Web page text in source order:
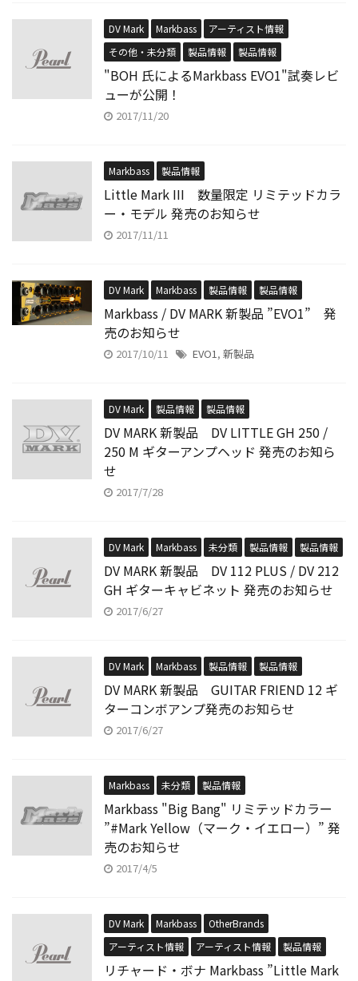
DV Mark Markbass
アーティスト情報
その他・未分類
製品情報 製品情報
"BOH 氏によるMarkbass EVO1"試奏レビ
ューが公開！
2017/11/20
Markbass 製品情報
Little Mark III 数量限定 リミテッドカラ
ー・モデル 発売のお知らせ
2017/11/11
DV Mark Markbass 製品情報 製品情報
Markbass / DV MARK 新製品 ”EVO1” 発
売のお知らせ
2017/10/11 EVO1, 新製品
DV Mark 製品情報 製品情報
DV MARK 新製品 DV LITTLE GH 250 /
250 M ギターアンプヘッド 発売のお知ら
せ
2017/7/28
DV Mark Markbass 未分類 製品情報 製品情報
DV MARK 新製品 DV 112 PLUS / DV 212
GH ギターキャビネット 発売のお知らせ
2017/6/27
DV Mark Markbass 製品情報 製品情報
DV MARK 新製品 GUITAR FRIEND 12 ギ
ターコンボアンプ発売のお知らせ
2017/6/27
Markbass 未分類 製品情報
Markbass "Big Bang" リミテッドカラー
”#Mark Yellow（マーク・イエロー）” 発
売のお知らせ
2017/4/5
DV Mark Markbass
OtherBrands
アーティスト情報
アーティスト情報 製品情報
リチャード・ボナ Markbass ”Little Mark